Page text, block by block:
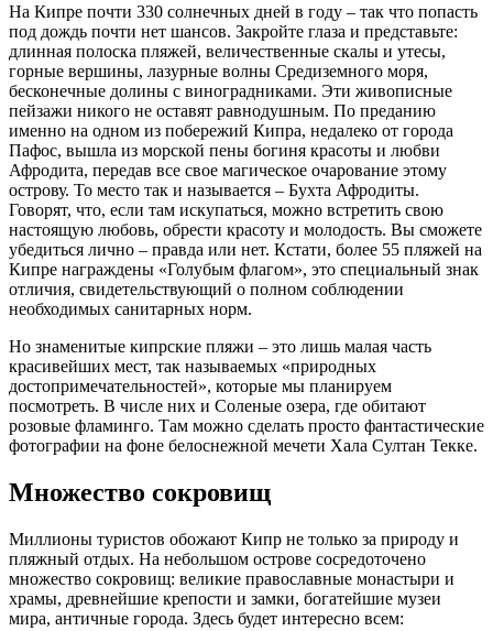
На Кипре почти 330 солнечных дней в году – так что попасть
под дождь почти нет шансов. Закройте глаза и представьте:
длинная полоска пляжей, величественные скалы и утесы,
горные вершины, лазурные волны Средиземного моря,
бесконечные долины с виноградниками. Эти живописные
пейзажи никого не оставят равнодушным. По преданию
именно на одном из побережий Кипра, недалеко от города
Пафос, вышла из морской пены богиня красоты и любви
Афродита, передав все свое магическое очарование этому
острову. То место так и называется – Бухта Афродиты.
Говорят, что, если там искупаться, можно встретить свою
настоящую любовь, обрести красоту и молодость. Вы сможете
убедиться лично – правда или нет. Кстати, более 55 пляжей на
Кипре награждены «Голубым флагом», это специальный знак
отличия, свидетельствующий о полном соблюдении
необходимых санитарных норм.
Но знаменитые кипрские пляжи – это лишь малая часть
красивейших мест, так называемых «природных
достопримечательностей», которые мы планируем
посмотреть. В числе них и Соленые озера, где обитают
розовые фламинго. Там можно сделать просто фантастические
фотографии на фоне белоснежной мечети Хала Султан Текке.
Множество сокровищ
Миллионы туристов обожают Кипр не только за природу и
пляжный отдых. На небольшом острове сосредоточено
множество сокровищ: великие православные монастыри и
храмы, древнейшие крепости и замки, богатейшие музеи
мира, античные города. Здесь будет интересно всем: